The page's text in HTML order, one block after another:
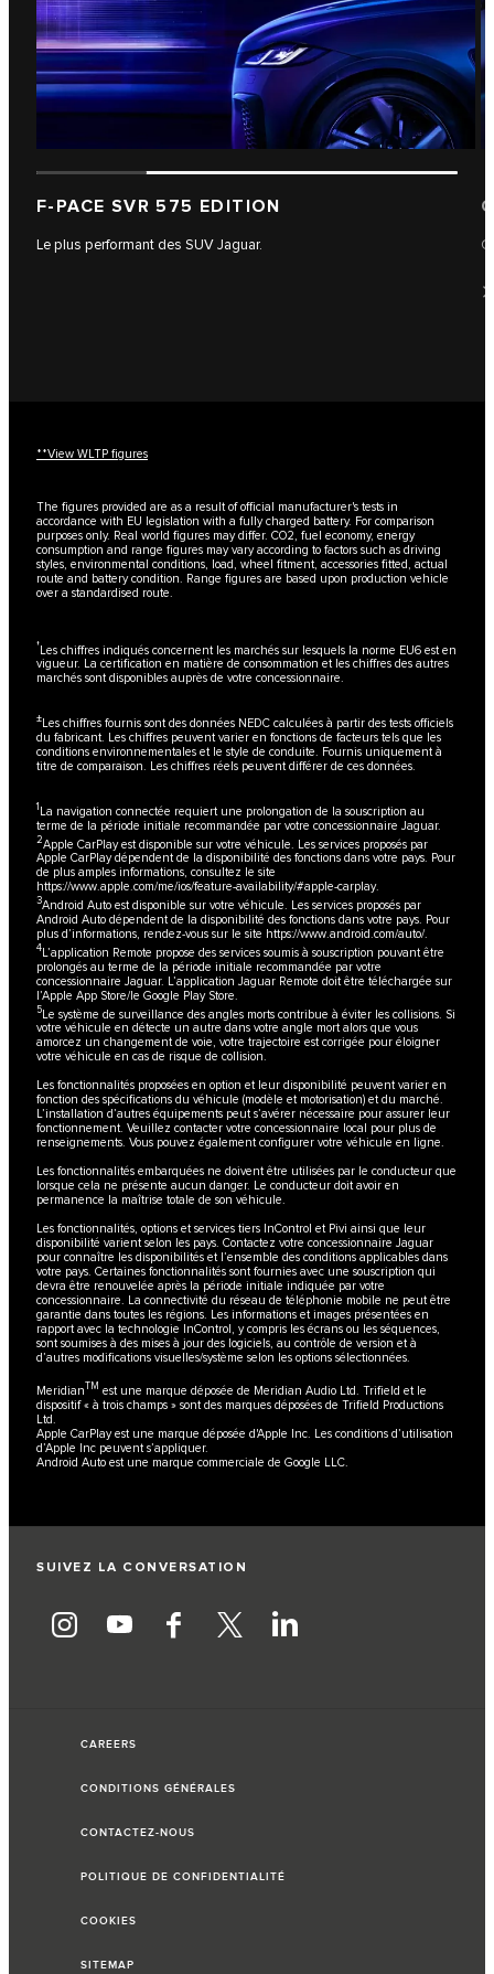
F-PACE SVR 575 EDITION
Le plus performant des SUV Jaguar.
**View WLTP figures
The figures provided are as a result of official manufacturer's tests in
accordance with EU legislation with a fully charged battery. For comparison
purposes only. Real world figures may differ. CO2, fuel economy, energy
consumption and range figures may vary according to factors such as driving
styles, environmental conditions, load, wheel fitment, accessories fitted, actual
route and battery condition. Range figures are based upon production vehicle
over a standardised route.
†Les chiffres indiqués concernent les marchés sur lesquels la norme EU6 est en
vigueur. La certification en matière de consommation et les chiffres des autres
marchés sont disponibles auprès de votre concessionnaire.
±Les chiffres fournis sont des données NEDC calculées à partir des tests officiels
du fabricant. Les chiffres peuvent varier en fonctions de facteurs tels que les
conditions environnementales et le style de conduite. Fournis uniquement à
titre de comparaison. Les chiffres réels peuvent différer de ces données.
1La navigation connectée requiert une prolongation de la souscription au
terme de la période initiale recommandée par votre concessionnaire Jaguar.
2Apple CarPlay est disponible sur votre véhicule. Les services proposés par
Apple CarPlay dépendent de la disponibilité des fonctions dans votre pays. Pour
de plus amples informations, consultez le site
https://www.apple.com/me/ios/feature-availability/#apple-carplay.
3Android Auto est disponible sur votre véhicule. Les services proposés par
Android Auto dépendent de la disponibilité des fonctions dans votre pays. Pour
plus d’informations, rendez-vous sur le site https://www.android.com/auto/.
4L’application Remote propose des services soumis à souscription pouvant être
prolongés au terme de la période initiale recommandée par votre
concessionnaire Jaguar. L’application Jaguar Remote doit être téléchargée sur
l’Apple App Store/le Google Play Store.
5Le système de surveillance des angles morts contribue à éviter les collisions. Si
votre véhicule en détecte un autre dans votre angle mort alors que vous
amorcez un changement de voie, votre trajectoire est corrigée pour éloigner
votre véhicule en cas de risque de collision.
Les fonctionnalités proposées en option et leur disponibilité peuvent varier en
fonction des spécifications du véhicule (modèle et motorisation) et du marché.
L’installation d’autres équipements peut s’avérer nécessaire pour assurer leur
fonctionnement. Veuillez contacter votre concessionnaire local pour plus de
renseignements. Vous pouvez également configurer votre véhicule en ligne.
Les fonctionnalités embarquées ne doivent être utilisées par le conducteur que
lorsque cela ne présente aucun danger. Le conducteur doit avoir en
permanence la maîtrise totale de son véhicule.
Les fonctionnalités, options et services tiers InControl et Pivi ainsi que leur
disponibilité varient selon les pays. Contactez votre concessionnaire Jaguar
pour connaître les disponibilités et l’ensemble des conditions applicables dans
votre pays. Certaines fonctionnalités sont fournies avec une souscription qui
devra être renouvelée après la période initiale indiquée par votre
concessionnaire. La connectivité du réseau de téléphonie mobile ne peut être
garantie dans toutes les régions. Les informations et images présentées en
rapport avec la technologie InControl, y compris les écrans ou les séquences,
sont soumises à des mises à jour des logiciels, au contrôle de version et à
d’autres modifications visuelles/système selon les options sélectionnées.
MeridianTM est une marque déposée de Meridian Audio Ltd. Trifield et le
dispositif « à trois champs » sont des marques déposées de Trifield Productions
Ltd.
Apple CarPlay est une marque déposée d'Apple Inc. Les conditions d’utilisation
d’Apple Inc peuvent s’appliquer.
Android Auto est une marque commerciale de Google LLC.
SUIVEZ LA CONVERSATION
CAREERS
CONDITIONS GÉNÉRALES
CONTACTEZ-NOUS
POLITIQUE DE CONFIDENTIALITÉ
COOKIES
SITEMAP